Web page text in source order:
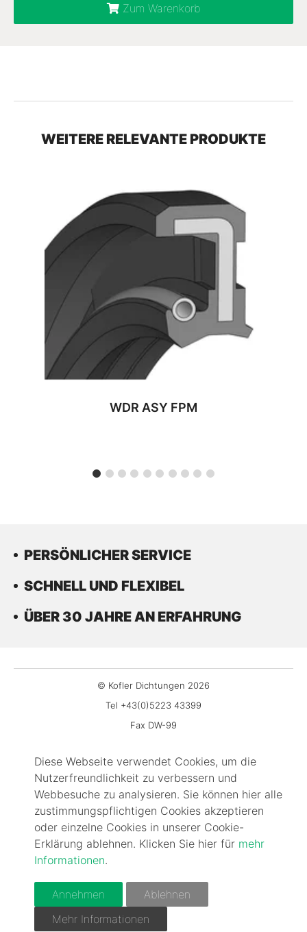
Diese Webseite verwendet Cookies, um die
Nutzerfreundlichkeit zu verbessern und
Webbesuche zu analysieren. Sie können hier alle
zustimmungspflichtigen Cookies akzeptieren
oder einzelne Cookies in unserer Cookie-
Erklärung ablehnen. Klicken Sie hier für mehr
Informationen.
Annehmen
Ablehnen
Mehr Informationen
Zum Warenkorb
WEITERE RELEVANTE PRODUKTE
WDR ASY FPM
PERSÖNLICHER SERVICE
SCHNELL UND FLEXIBEL
ÜBER 30 JAHRE AN ERFAHRUNG
© Kofler Dichtungen 2026
Tel +43(0)5223 43399
Fax DW-99
Gewerbepark 3
6068 Mils
Impressum
Kontakt
FAQ
Cookie-Information
Datenschutz